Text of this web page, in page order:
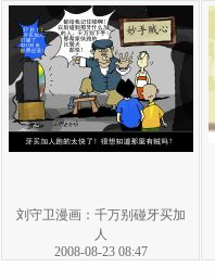
刘守卫漫画：千万别碰牙买加
人
2008-08-23 08:47